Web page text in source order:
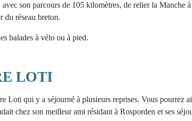
son parcours de 105 kilomètres, de relier la Manche
du réseau breton.
balades à vélo ou à pied.
LOTI
Loti qui y a séjourné à plusieurs reprises. Vous pourrez
chez son meilleur ami résidant à Rosporden et ses